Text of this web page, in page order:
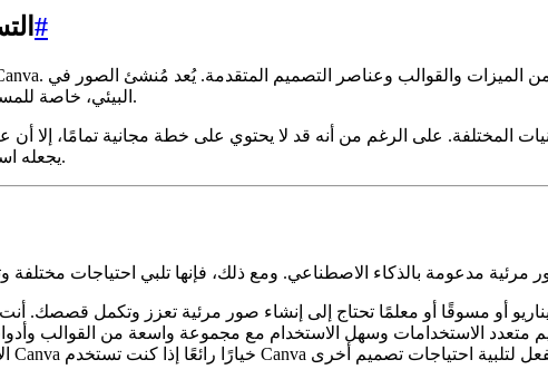
#
Canva إضافة قيمة إلى نظام Canva البيئي، خاصة للمستخدمين الذين يشتركون بالفعل في خطة مدفوعة.
يجعله استثمارًا جديرًا بالاهتمام للمستخدمين الذين يعطون الأولوية للصور المرئية لسرد القصص.
الاستخدامات وسهل الاستخدام مع مجموعة واسعة من القوالب